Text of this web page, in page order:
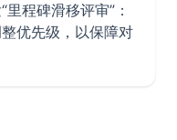
程碑滑移评审”：
优先级，以保障对